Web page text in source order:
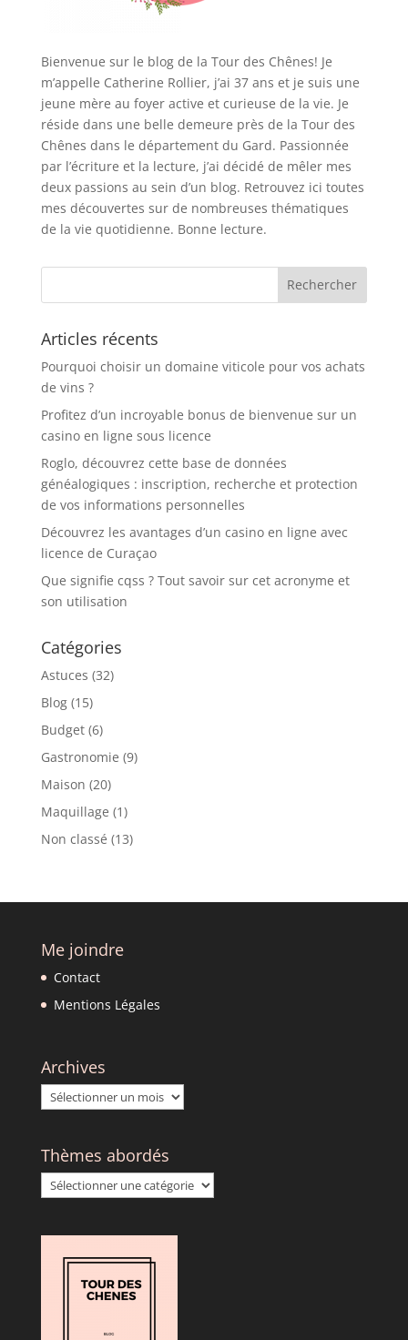
Bienvenue sur le blog de la Tour des Chênes! Je
m’appelle Catherine Rollier, j’ai 37 ans et je suis une
jeune mère au foyer active et curieuse de la vie. Je
réside dans une belle demeure près de la Tour des
Chênes dans le département du Gard. Passionnée
par l’écriture et la lecture, j’ai décidé de mêler mes
deux passions au sein d’un blog. Retrouvez ici toutes
mes découvertes sur de nombreuses thématiques
de la vie quotidienne. Bonne lecture.
Articles récents
Pourquoi choisir un domaine viticole pour vos achats
de vins ?
Profitez d’un incroyable bonus de bienvenue sur un
casino en ligne sous licence
Roglo, découvrez cette base de données
généalogiques : inscription, recherche et protection
de vos informations personnelles
Découvrez les avantages d’un casino en ligne avec
licence de Curaçao
Que signifie cqss ? Tout savoir sur cet acronyme et
son utilisation
Catégories
Astuces (32)
Blog(15)
Budget(6)
Gastronomie (9)
Maison (20)
Maquillage (1)
Non classé (13)
Me joindre
Contact
Mentions Légales
Archives
Archives
Thèmes abordés
Thèmes
abordés